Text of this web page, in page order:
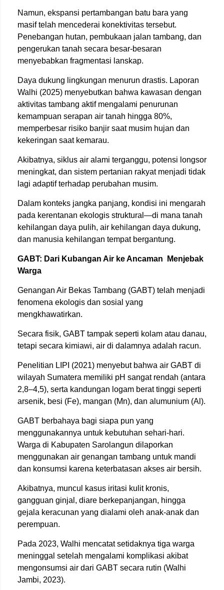
Namun, ekspansi pertambangan batu bara yang
masif telah mencederai konektivitas tersebut.
Penebangan hutan, pembukaan jalan tambang, dan
pengerukan tanah secara besar-besaran
menyebabkan fragmentasi lanskap.
Daya dukung lingkungan menurun drastis. Laporan
Walhi (2025) menyebutkan bahwa kawasan dengan
aktivitas tambang aktif mengalami penurunan
kemampuan serapan air tanah hingga 80%,
memperbesar risiko banjir saat musim hujan dan
kekeringan saat kemarau.
Akibatnya, siklus air alami terganggu, potensi longsor
meningkat, dan sistem pertanian rakyat menjadi tidak
lagi adaptif terhadap perubahan musim.
Dalam konteks jangka panjang, kondisi ini mengarah
pada kerentanan ekologis struktural—di mana tanah
kehilangan daya pulih, air kehilangan daya dukung,
dan manusia kehilangan tempat bergantung.
GABT: Dari Kubangan Air ke Ancaman
Menjebak
Warga
Genangan Air Bekas Tambang (GABT) telah menjadi
fenomena ekologis dan sosial yang
mengkhawatirkan.
Secara fisik, GABT tampak seperti kolam atau danau,
tetapi secara kimiawi, air di dalamnya adalah racun.
Penelitian LIPI (2021) menyebut bahwa air GABT di
wilayah Sumatera memiliki pH sangat rendah (antara
2,8–4,5), serta kandungan logam berat tinggi seperti
arsenik, besi (Fe), mangan (Mn), dan alumunium (Al).
GABT berbahaya bagi siapa pun yang
menggunakannya untuk kebutuhan sehari-hari.
Warga di Kabupaten Sarolangun dilaporkan
menggunakan air genangan tambang untuk mandi
dan konsumsi karena keterbatasan akses air bersih.
Akibatnya, muncul kasus iritasi kulit kronis,
gangguan ginjal, diare berkepanjangan, hingga
gejala keracunan yang dialami oleh anak-anak dan
perempuan.
Pada 2023, Walhi mencatat setidaknya tiga warga
meninggal setelah mengalami komplikasi akibat
mengonsumsi air dari GABT secara rutin (Walhi
Jambi, 2023).